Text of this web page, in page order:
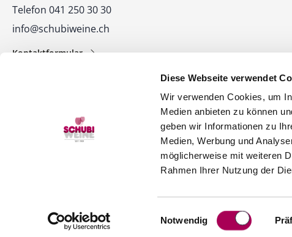
Diese Webseite verwendet
Wir verwenden Cookies, um
Medien anbieten zu können
geben wir Informationen zu
Medien, Werbung und
möglicherweise mit weiteren
Rahmen Ihrer Nutzung der
Einwilligungsauswahl
Notwendig
Telefon 041 250 30 30
info@schubiweine.ch
Kontaktformular